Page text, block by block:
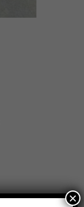
×